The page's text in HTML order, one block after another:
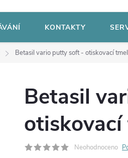
KONTAKTY
Betasil vario putty soft - otiskovací
Betasil
Neohodnoceno